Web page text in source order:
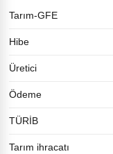
Tarım-GFE
Hibe
Üretici
Ödeme
TÜRİB
Tarım ihracatı